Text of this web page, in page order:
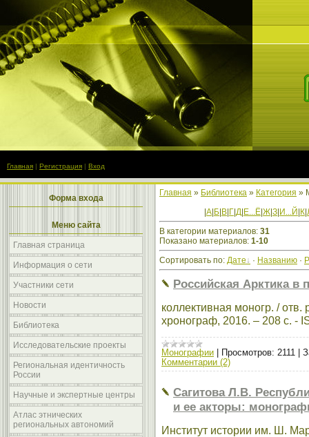
Главная | Регистрация | Вход
Форма входа
Меню сайта
Главная страница
Информация о сети
Участники сети
Новости
Библиотека
Исследовательские проекты
Региональная идентичность
России
Научные и экспертные центры
Атлас этнических
региональных автономий
Главная » Библиотека » Категория »
А Б В Г Д Е...Ё Ж З И...Й К
В категории материалов: 31
Показано материалов: 1-10
Сортировать по: Дате · Названию ·
Российская Арктика в
коллективная моногр. /
хронограф, 2016. – 208 с. -
Монографии Просмотров: 2111
Комментарии (2)
Сагитова Л.В.
и ее акторы:
Институт истории им. Ш.